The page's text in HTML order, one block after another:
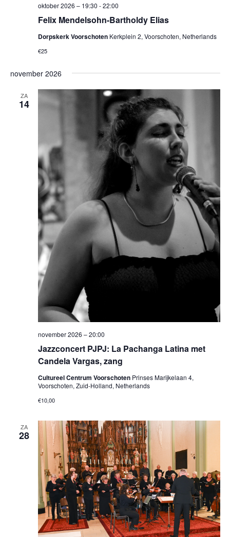
Felix Mendelsohn-Bartholdy Elias
oktober 2026 – 19:30 -22:00
Dorpskerk Voorschoten Kerkplein 2, Voorschoten, Netherlands
€25
november 2026
ZA
14
Jazzconcert PJPJ: La Pachanga Latina met
Candela Vargas, zang
november 2026 – 20:00
Cultureel Centrum Voorschoten Prinses Marijkelaan 4,
Voorschoten, Zuid-Holland, Netherlands
€10,00
ZA
28